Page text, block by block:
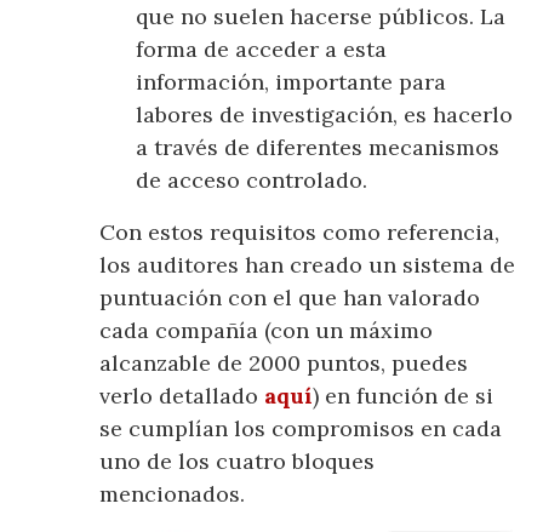
que no suelen hacerse públicos. La
forma de acceder a esta
información, importante para
labores de investigación, es hacerlo
a través de diferentes mecanismos
de acceso controlado.
Con estos requisitos como referencia,
los auditores han creado un sistema de
puntuación con el que han valorado
cada compañía (con un máximo
alcanzable de 2000 puntos, puedes
verlo detallado aquí) en función de si
se cumplían los compromisos en cada
uno de los cuatro bloques
mencionados.